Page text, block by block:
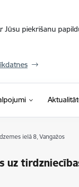
piekrišanu
ielā 8, Vangažos
uz